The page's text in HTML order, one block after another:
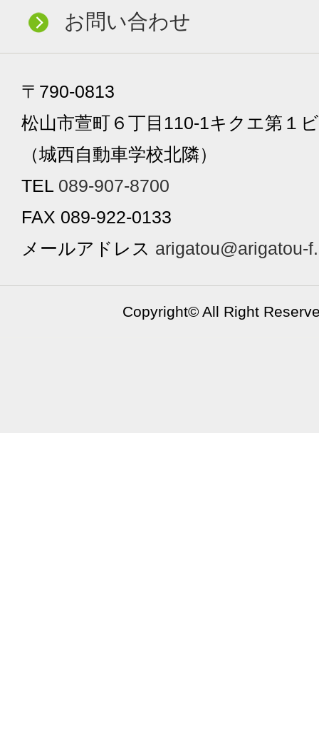
お問い合わせ
〒790-0813
松山市萱町６丁目110-1キクエ第１
（城西自動車学校北隣）
TEL 089-907-8700
FAX 089-922-0133
メールアドレス arigatou@arigatou-
Copyright© All Right